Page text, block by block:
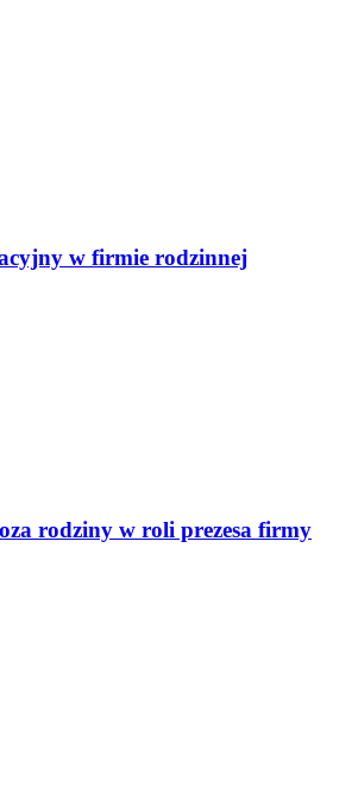
w firmie rodzinnej
rodziny w roli prezesa firmy